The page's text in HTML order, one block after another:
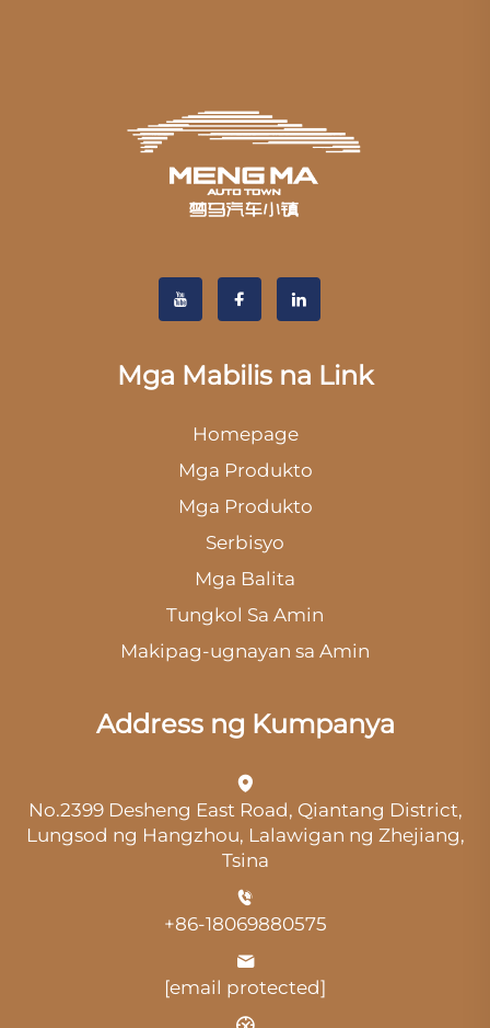
Mga Mabilis na Link
Homepage
Mga Produkto
Mga Produkto
Serbisyo
Mga Balita
Tungkol Sa Amin
Makipag-ugnayan sa Amin
Address ng Kumpanya
No.2399 Desheng East Road, Qiantang District,
Lungsod ng Hangzhou, Lalawigan ng Zhejiang,
Tsina
+86-18069880575
[email protected]